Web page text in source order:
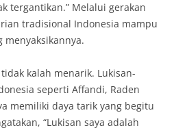
tergantikan.” Melalui gerakan
tradisional Indonesia mampu
menyaksikannya.
kalah menarik. Lukisan-
seperti Affandi, Raden
memiliki daya tarik yang begitu
“Lukisan saya adalah